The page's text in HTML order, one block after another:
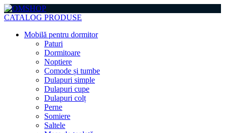
CATALOG PRODUSE
Mobilă pentru dormitor
Paturi
Dormitoare
Noptiere
Comode și tumbe
Dulapuri simple
Dulapuri cupe
Dulapuri colț
Perne
Somiere
Saltele